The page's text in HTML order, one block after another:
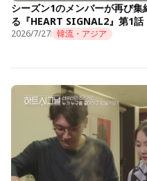
シーズン1のメンバーが再び
る『HEART SIGNAL2』第1話
2026/7/27 韓流・アジア